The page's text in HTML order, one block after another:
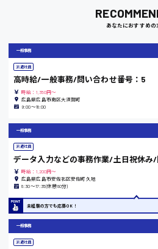
大阪府
竹原市
熊本県
東京都
時給1200円〜
あなたにおすすめの
一般事務
派遣社員
高時給/一般事務/問い合わせ番号：5
時給：1,350円～
広島県広島市南区大須賀町
9:00〜18:00
一般事務
派遣社員
データ入力などの事務作業/土日祝休み
時給：1,200円～
広島県広島市安佐北区安佐町久地
8:30〜17:35(休憩80分)
未経験の方でも応募OK！
一般事務
派遣社員